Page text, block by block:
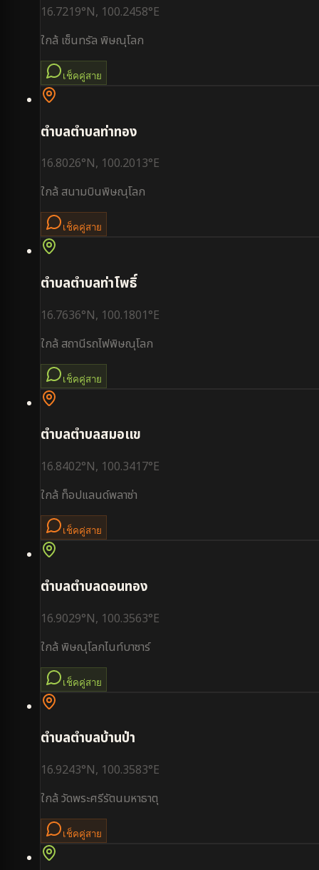
16.7219°N, 100.2458°E
ใกล้ เซ็นทรัล พิษณุโลก
เช็คคู่สาย
ตำบลตำบลท่าทอง
16.8026°N, 100.2013°E
ใกล้สนามบินพิษณุโลก
เช็คคู่สาย
ตำบลตำบลท่าโพธิ์
16.7636°N, 100.1801°E
ใกล้สถานีรถไฟพิษณุโลก
เช็คคู่สาย
ตำบลตำบลสมอแข
16.8402°N, 100.3417°E
ใกล้ ท็อปแลนด์พลาซ่า
เช็คคู่สาย
ตำบลตำบลดอนทอง
16.9029°N, 100.3563°E
ใกล้พิษณุโลกไนท์บาซาร์
เช็คคู่สาย
ตำบลตำบลบ้านป่า
16.9243°N, 100.3583°E
ใกล้วัดพระศรีรัตนมหาธาตุ
เช็คคู่สาย